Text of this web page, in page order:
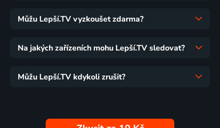
Můžu Lepší.TV vyzkoušet zdarma?
Na jakých zařízeních mohu Lepší.TV sledovat?
Můžu Lepší.TV kdykoli zrušit?